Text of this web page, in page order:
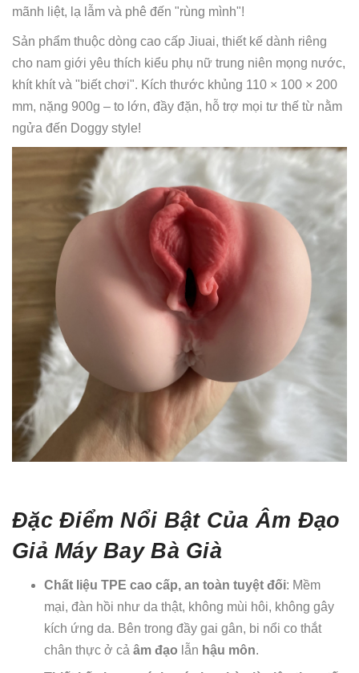
mãnh liệt, lạ lẫm và phê đến "rùng mình"!
Sản phẩm thuộc dòng cao cấp Jiuai, thiết kế dành riêng
cho nam giới yêu thích kiểu phụ nữ trung niên mọng nước,
khít khít và "biết chơi". Kích thước khủng 110 × 100 × 200
mm, nặng 900g – to lớn, đầy đặn, hỗ trợ mọi tư thế từ nằm
ngửa đến Doggy style!
Đặc Điểm Nổi Bật Của Âm Đạo
Giả Máy Bay Bà Già
Chất liệu TPE cao cấp, an toàn tuyệt đối: Mềm
mại, đàn hồi như da thật, không mùi hôi, không gây
kích ứng da. Bên trong đầy gai gân, bi nổi co thắt
chân thực ở cả âm đạo lẫn hậu môn.